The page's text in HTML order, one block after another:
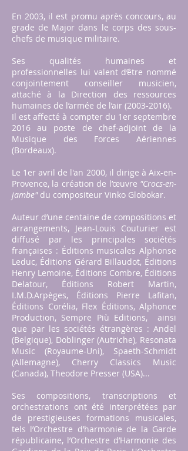
En 2003, il est promu après concours, au
grade de Major dans le corps des sous-
chefs de musique militaire.
Ses qualités humaines et
professionnelles lui valent d’être nommé
conjointement conseiller musicien,
attaché à la Direction des ressources
humaines de l’armée de l’air (2003-2016).
Il est affecté à compter du 1er septembre
2016 au poste de chef-adjoint de la
Musique des Forces Aériennes
(Bordeaux).
Le 1er avril de l'an 2000, il dirige à Aix-en-
Provence, la création de l’œuvre "Crocs-en-
jambe"du compositeur Vinko Globokar.
Auteur d’une centaine de compositions et
arrangements, Jean-Louis Couturier est
diffusé par les principales sociétés
françaises : Éditions musicales Alphonse
Leduc, Éditions Gérard Billaudot, Éditions
Henry Lemoine, Éditions Combre, Éditions
Delatour, Éditions Robert Martin,
I.M.D.Arpèges, Éditions Pierre Lafitan,
Éditions Corélia, Flex Éditions, Alphonce
Production, Sempre Più Editions, ainsi
que par les sociétés étrangères : Andel
(Belgique), Doblinger (Autriche), Resonata
Music (Royaume-Uni), Spaeth-Schmidt
(Allemagne), Cherry Classics Music
(Canada), Theodore Presser (USA)...
Ses compositions, transcriptions et
orchestrations ont été interprétées par
de prestigieuses formations musicales,
tels l’Orchestre d’harmonie de la Garde
républicaine, l’Orchestre d’Harmonie des